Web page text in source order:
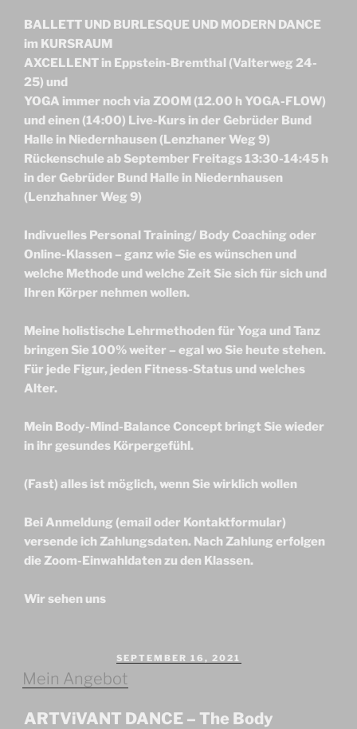
BALLETT UND BURLESQUE UND MODERN DANCE
im KURSRAUM
AXCELLENT in Eppstein-Bremthal (Valterweg 24-
25) und
YOGA immer noch via ZOOM (12.00 h YOGA-FLOW)
und einen (14:00) Live-Kurs in der Gebrüder Bund
Halle in Niedernhausen (Lenzhaner Weg 9)
Rückenschule ab September Freitags 13:30-14:45 h
in der Gebrüder Bund Halle in Niedernhausen
(Lenzhahner Weg 9)
Indivuelles Personal Training/ Body Coaching oder
Online-Klassen – ganz wie Sie es wünschen und
welche Methode und welche Zeit Sie sich für sich und
Ihren Körper nehmen wollen.
Meine holistische Lehrmethoden für Yoga und Tanz
bringen Sie 100% weiter – egal wo Sie heute stehen.
Für jede Figur, jeden Fitness-Status und welches
Alter.
Mein Body-Mind-Balance Concept bringt Sie wieder
in ihr gesundes Körpergefühl.
(Fast) alles ist möglich, wenn Sie wirklich wollen
Bei Anmeldung (email oder Kontaktformular)
versende ich Zahlungsdaten. Nach Zahlung erfolgen
die Zoom-Einwahldaten zu den Klassen.
Wir sehen uns
VERÖFFENTLICHT
AM
SEPTEMBER 16, 2021
Mein Angebot
ARTViVANT DANCE – The Body